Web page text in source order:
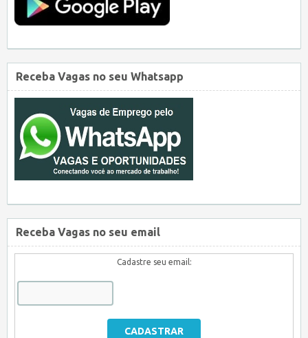
Receba Vagas no seu Whatsapp
Receba Vagas no seu email
Cadastre seu email: